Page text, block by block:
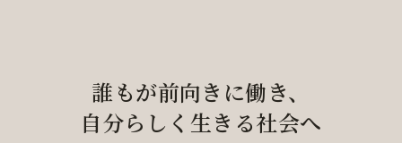
誰もが前向きに働き、
自分らしく生きる社会へ